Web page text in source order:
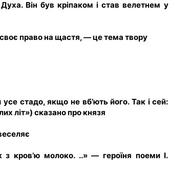
Він був кріпаком і став велетнем у
своє право на щастя, — це тема твору
стадо, якщо не вб’ють його. Так і сей:
літ») сказано про князя
з кров’ю молоко. ..» — героїня поеми І.